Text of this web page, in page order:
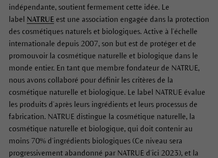
indépendante, soutient fermement cette idée. Le
label
NATRUEest une association engagée dans la protection
des cosmétiques naturels et biologiques. Active à l’échelle
internationale depuis 2007, son but est de protéger et de
promouvoir la cosmétique naturelle et biologique dans le
monde entier. En tant que membre fondateur de NATRUE,
nous avons collaboré pour définir les critères de la
cosmétique naturelle et biologique. Le label NATRUE évalue
les produits d’après leurs ingrédients et leurs processus de
fabrication. NATRUE distingue la cosmétique naturelle, la
cosmétique naturelle et biologique, qui doit contenir au
moins 70% d’ingrédients biologiques (Ce niveau sera
progressivement abandonné par NATRUE d’ici 2023), et la